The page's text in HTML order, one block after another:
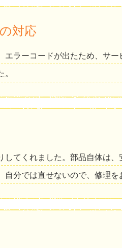
対応
ラーコードが出たため、サー
してくれました。部品自体は
分では直せないので、修理を